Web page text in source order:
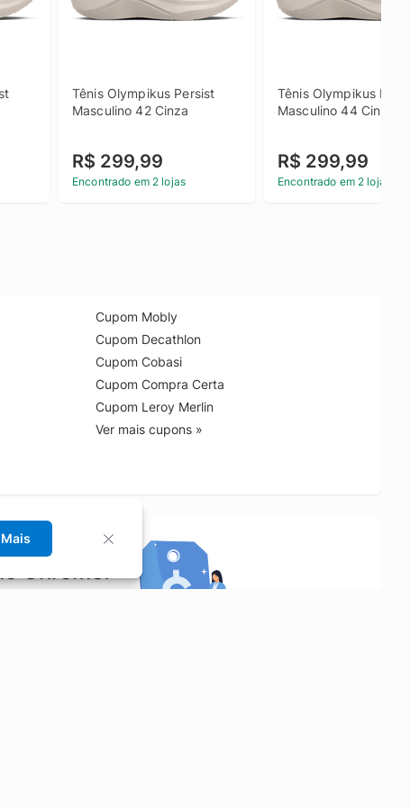
Tênis Olympikus Persist
Masculino 42 Cinza
R$ 299,99
Encontrado em 2 lojas
Tênis Olympikus
Masculino 44 Cinza
R$ 299,99
Encontrado em 2 lojas
Cupom Mobly
Cupom Decathlon
Cupom Cobasi
Cupom Compra Certa
Cupom Leroy Merlin
Ver mais cupons »
Chrome!